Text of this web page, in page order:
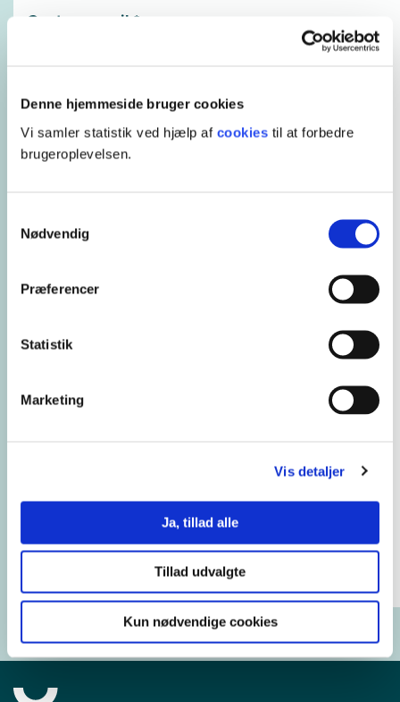
Denne hjemmeside bruger cookies
Vi samler statistik ved hjælp af cookies til at forbedre
brugeroplevelsen.
Nødvendig
Præferencer
Statistik
Marketing
Vis detaljer
Ja, tillad alle
Tillad udvalgte
Kun nødvendige cookies
Gentag e-mail *
Telefonnummer *
Jeg accepterer,
behandler vi dine
* Påkrævet felt